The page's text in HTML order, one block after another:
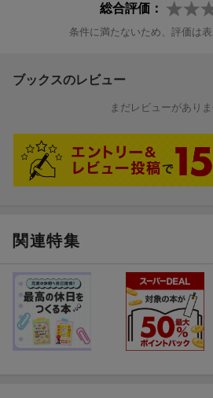
総合評価：
条件に満たないため、評価は表
ブックスのレビュー
まだレビューがありま
関連特集